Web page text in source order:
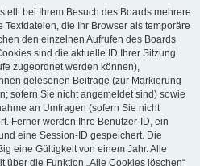
bei Ihrem Besuch des Boards mehrere
die Ihr Browser als temporäre
den einzelnen Aufrufen des Boards
sind die aktuelle ID Ihrer Sitzung
zugeordnet werden können),
gelesenen Beiträge (zur Markierung
sofern Sie nicht angemeldet sind) sowie
an Umfragen (sofern Sie nicht
Ferner werden Ihre Benutzer-ID, ein
eine Session-ID gespeichert. Die
eine Gültigkeit von einem Jahr. Alle
über die Funktion „Alle Cookies löschen“